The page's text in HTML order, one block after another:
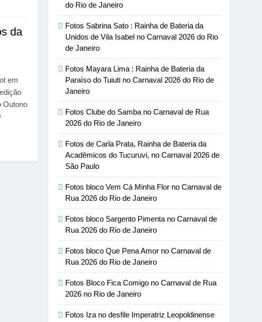
da
em
Outono
do Rio de Janeiro
Fotos Sabrina Sato : Rainha de Bateria da
Unidos de Vila Isabel no Carnaval 2026 do Rio
de Janeiro
Fotos Mayara Lima : Rainha de Bateria da
Paraíso do Tuiuti no Carnaval 2026 do Rio de
Janeiro
Fotos Clube do Samba no Carnaval de Rua
2026 do Rio de Janeiro
Fotos de Carla Prata, Rainha de Bateria da
Acadêmicos do Tucuruvi, no Carnaval 2026 de
São Paulo
Fotos bloco Vem Cá Minha Flor no Carnaval de
Rua 2026 do Rio de Janeiro
Fotos bloco Sargento Pimenta no Carnaval de
Rua 2026 do Rio de Janeiro
Fotos bloco Que Pena Amor no Carnaval de
Rua 2026 do Rio de Janeiro
Fotos Bloco Fica Comigo no Carnaval de Rua
2026 no Rio de Janeiro
Fotos Iza no desfile Imperatriz Leopoldinense